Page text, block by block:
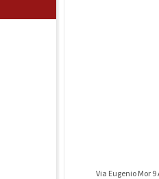
Via Eugenio Mor